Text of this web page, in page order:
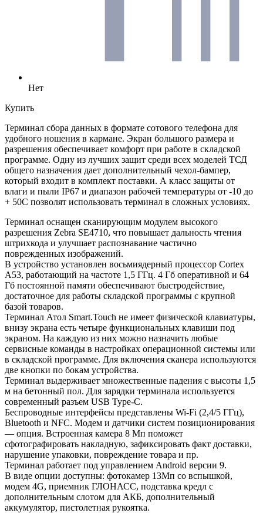
Нет
Купить
Терминал сбора данных в формате сотового телефона для
удобного ношения в кармане. Экран большого размера и
разрешения обеспечивает комфорт при работе в складской
программе. Одну из лучших защит среди всех моделей ТСД
общего назначения дает дополнительный чехол-бампер,
который входит в комплект поставки. А класс защиты от
влаги и пыли IP67 и диапазон рабочей температуры от -10 до
+ 50С позволят использовать терминал в сложных условиях.
Терминал оснащен сканирующим модулем высокого
разрешения Zebra SE4710, что повышает дальность чтения
штрихкода и улучшает распознавание частично
поврежденных изображений.
В устройство установлен восьмиядерный процессор Cortex
A53, работающий на частоте 1,5 ГГц. 4 Гб оперативной и 64
Гб постоянной памяти обеспечивают быстродействие,
достаточное для работы складской программы с крупной
базой товаров.
Терминал Атол Smart.Touch не имеет физической клавиатуры,
внизу экрана есть четыре функциональных клавиши под
экраном. На каждую из них можно назначить любые
сервисные команды в настройках операционной системы или
в складской программе. Для включения сканера используются
две кнопки по бокам устройства.
Терминал выдерживает множественные падения с высоты 1,5
м на бетонный пол. Для зарядки терминала используется
современный разъем USB Type-C.
Беспроводные интерфейсы представлены Wi-Fi (2,4/5 ГГц),
Bluetooth и NFC. Модем и датчики систем позиционирования
— опция. Встроенная камера 8 Мп поможет
сфотографировать накладную, зафиксировать факт доставки,
нарушение упаковки, повреждение товара и пр.
Терминал работает под управлением Android версии 9.
В виде опции доступны: фотокамер 13Мп со вспышкой,
модем 4G, приемник ГЛОНАСС, подставка кредл с
дополнительным слотом для АКБ, дополнительный
аккумулятор, пистолетная рукоятка.